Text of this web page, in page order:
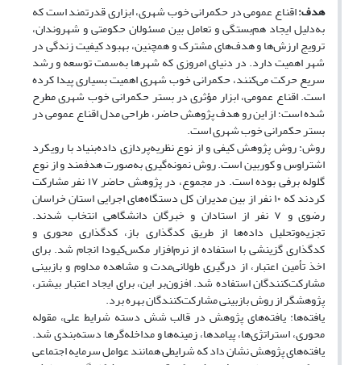
هدف:اقناع عمومی در حکمرانی خوب شهری، ابزاری قدرتمند است که
به‌دلیل ایجاد هم‌بستگی و تعامل بین مسئولان حکومتی و شهروندان،
ترویج ارزش‌ها و هدف‌های مشترک و همچنین، بهبود کیفیت زندگی در
شهر اهمیت دارد. در دنیای امروزی که شهرها به‌سمت توسعه و رشد
سریع حرکت می‌کنند، حکمرانی خوب شهری اهمیت بسیاری پیدا کرده
است. اقناع عمومی، ابزار مؤثری در بستر حکمرانی خوب شهری مطرح
شده است؛ از این رو هدف پژوهش حاضر، طراحی مدل اقناع عمومی در
بستر حکمرانی خوب شهری است.
روش: روش پژوهش کیفی و از نوع نظریه‌پردازی داده‌بنیاد با رویکرد
اشتراوس و کوربین است. روش نمونه‌گیری به‌صورت هدفمند و از نوع
گلوله برفی بوده است. در مجموع، در پژوهش حاضر ۱۷ نفر مشارکت
کردند که ۱۰ نفر از بین مدیران کل دستگاه‌های اجرایی استان خراسان
رضوی و ۷ نفر از استادان و خبرگان دانشگاهی انتخاب شدند.
تجزیه‌وتحلیل داده‌ها از طریق کدگذاری باز، کدگذاری محوری و
کدگذاری گزینشی با استفاده از نرم‌افزار مکس‌کیودا انجام شد. برای
اخذ تأمین اعتبار، از درگیری طولانی‌مدت و مشاهده مداوم و بازبینی
مشارکت‌کنندگان استفاده شد. افزون‌بر این، برای ایجاد اعتبار بیشتر،
پژوهشگر از روش بازبینی مشارکت‌کنندگان بهره برد.
یافته‌ها: یافته‌های پژوهش در قالب شش دسته شرایط علی، مقوله
محوری، استراتژی‌ها، پیامدها، زمینه‌ها و مداخله‌گرها دسته‌بندی شد.
یافته‌های پژوهش نشان داد که شرایطی همانند عوامل سرمایه اجتماعی